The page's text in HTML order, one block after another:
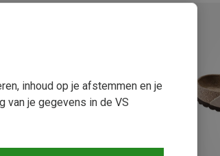
inhoud op je afstemmen en je
van je gegevens in de VS